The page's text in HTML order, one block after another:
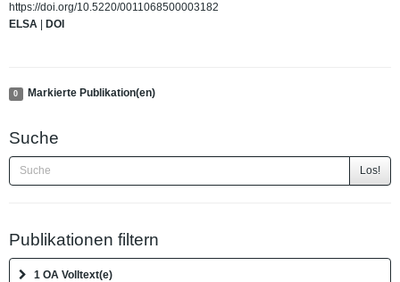
https://doi.org/10.5220/0011068500003182
ELSA
DOI
0 Markierte Publikation(en)
Suche
Los!
Publikationen filtern
1 OA Volltext(e)